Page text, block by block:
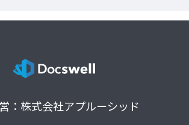
：株式会社アプルーシッド